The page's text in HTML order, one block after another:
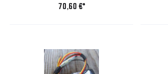
70,60 €*